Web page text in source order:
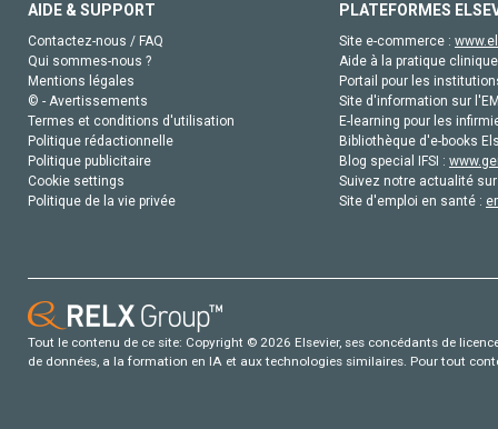
AIDE & SUPPORT
Contactez-nous / FAQ
Qui sommes-nous ?
Mentions légales
© - Avertissements
Termes et conditions d'utilisation
Politique rédactionnelle
Politique publicitaire
Cookie settings
Politique de la vie privée
PLATEFORMES
Site e-commerce :
Aide à la pratique
Portail pour les
Site d'information sur
E-learning pour les
Bibliothèque d'e-books
Blog special IFSI :
Suivez notre actualité
Site d'emploi en santé :
Tout le contenu de ce site: Copyright © 2026 Elsevier, ses concédants de
de données, a la formation en IA et aux technologies similaires. Pour tout